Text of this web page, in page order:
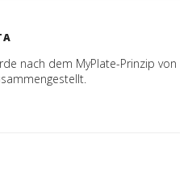
nach dem MyPlate-Prinzip von